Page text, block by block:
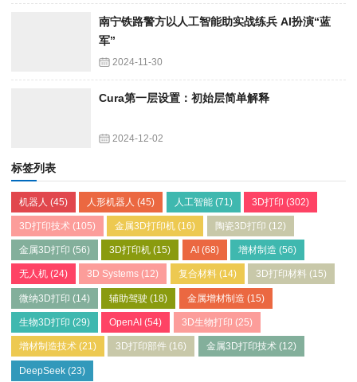
南宁铁路警方以人工智能助实战练兵 AI扮演“蓝
军”
2024-11-30
Cura第一层设置：初始层简单解释
2024-12-02
标签列表
机器人 (45) 人形机器人 (45) 人工智能(71) 3D打印 (302)
3D打印技术 (105) 金属3D打印机 (16) 陶瓷3D打印 (12)
金属3D打印 (56) 3D打印机 (15) AI (68) 增材制造 (56)
无人机 (24) 3D Systems (12) 复合材料(14) 3D打印材料 (15)
微纳3D打印 (14) 辅助驾驶 (18) 金属增材制造 (15)
生物3D打印 (29) OpenAI (54) 3D生物打印 (25)
增材制造技术 (21) 3D打印部件 (16) 金属3D打印技术(12)
DeepSeek (23)